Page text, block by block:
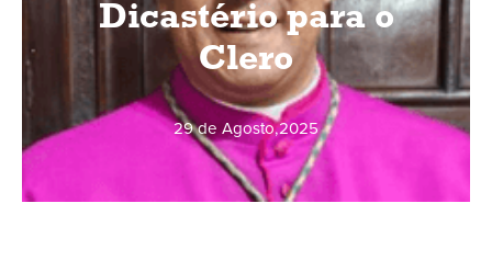
Dicastério para o
Clero
29 de Agosto,2025